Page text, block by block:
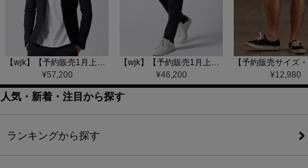
【wjk】【予約販売1月上旬～中旬入荷】function knit jacket(jacquard check) ニットジャケット(207 mw08j)
¥57,200
【wjk】【予約販売1月上旬～中旬入荷】function knit easy slacks(jacquard check) ニットイージーパンツ(504 mw08j)
¥46,200 ¥12,980
人気・新着・注目から探す
ランキングから探す